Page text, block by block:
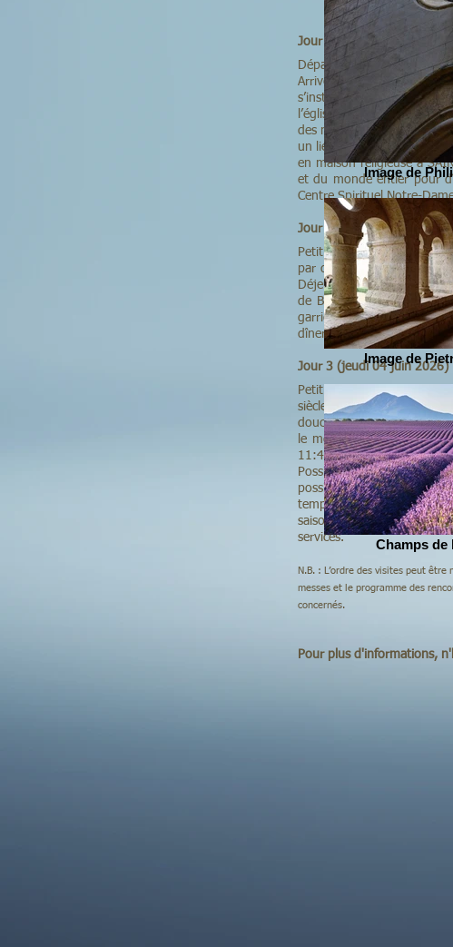
Jour 1 (mardi 02 juin 2026)
Départ de
Arrivée à LA ROQUE
s’installèrent. Si possible,
l’église Notre-Dame de
des moines venus de
un lieu appelé « Silva
en maison religieuse à
et du monde entier pour
Centre Spirituel Notre-
Jour 2 (mercredi 03 juin
Petit déjeuner à la maison
par des moines de l’ordre
Déjeuner au restaurant
de Bethléem, de
garrigue provençale afin
dîner et la nuit à la maison
Jour 3 (jeudi 04 juin 2026) :
Petit déjeuner à la maison
siècle par un ordre
douces et pures, aux
le moine de sa prière. Si
11:45 avec la
Possibilité de temps libre
possible) du Village des
temporaire qui, dans les
saisonniers. Retour à
services.
N.B. : L’ordre des visites peut
messes et le programme des
concernés.
Pour plus d'informations,
Image de
Image de
Champs de